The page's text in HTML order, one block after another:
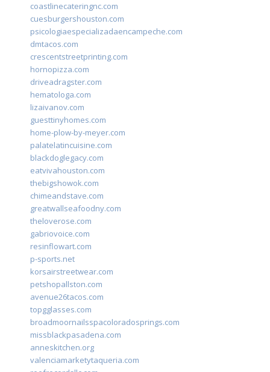
coastlinecateringnc.com
cuesburgershouston.com
psicologiaespecializadaencampeche.com
dmtacos.com
crescentstreetprinting.com
hornopizza.com
driveadragster.com
hematologa.com
lizaivanov.com
guesttinyhomes.com
home-plow-by-meyer.com
palatelatincuisine.com
blackdoglegacy.com
eatvivahouston.com
thebigshowok.com
chimeandstave.com
greatwallseafoodny.com
theloverose.com
gabriovoice.com
resinflowart.com
p-sports.net
korsairstreetwear.com
petshopallston.com
avenue26tacos.com
topgglasses.com
broadmoornailsspacoloradosprings.com
missblackpasadena.com
anneskitchen.org
valenciamarketytaqueria.com